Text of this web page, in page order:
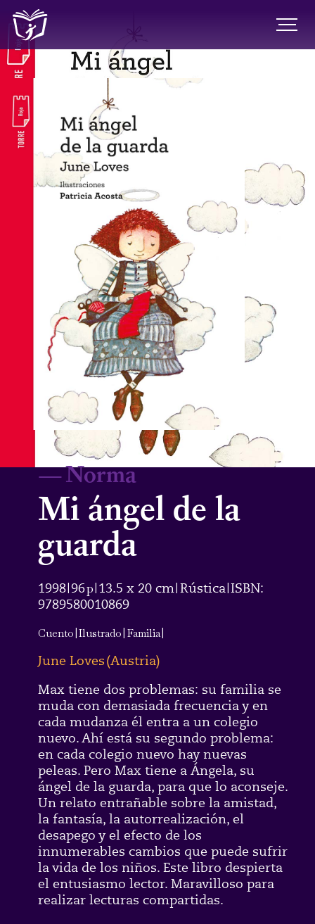
—Norma
Mi ángel de la
guarda
1998 96p 13.5 x 20 cm Rústica ISBN:
9789580010869
Cuento Ilustrado Familia
June Loves(Austria)
Max tiene dos problemas: su familia se
muda con demasiada frecuencia y en
cada mudanza él entra a un colegio
nuevo. Ahí está su segundo problema:
en cada colegio nuevo hay nuevas
peleas. Pero Max tiene a Ángela, su
ángel de la guarda, para que lo aconseje.
Un relato entrañable sobre la amistad,
la fantasía, la autorrealización, el
desapego y el efecto de los
innumerables cambios que puede sufrir
la vida de los niños. Este libro despierta
el entusiasmo lector. Maravilloso para
realizar lecturas compartidas.